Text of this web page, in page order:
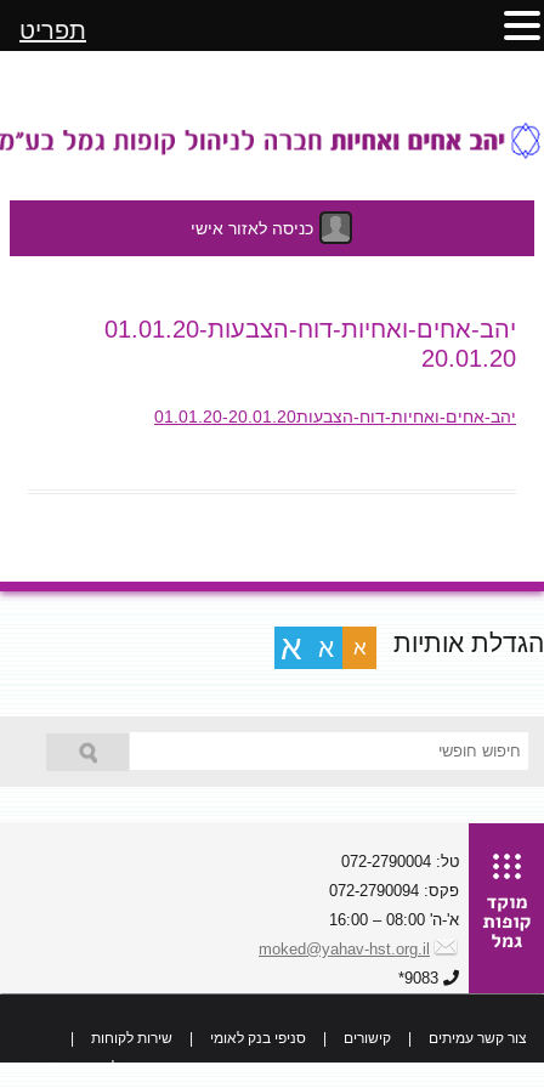
כניסה לאזור אישי
לתוכן
יהב-אחים-ואחיות-דוח-הצבעות01.01.20-
20.01.20
יהב-אחים-ואחיות-דוח-הצבעות01.01.20-20.01.20
הגדלת אותיות א א א
טל: 072-2790004
פקס: 072-2790094
א'-ה' 08:00 – 16:00
moked@yahav-hst.org.il
9083*
צור קשר עמיתים קישורים סניפי בנק לאומי שירות לקוחות
כל הזכויות שמורות
תפריט